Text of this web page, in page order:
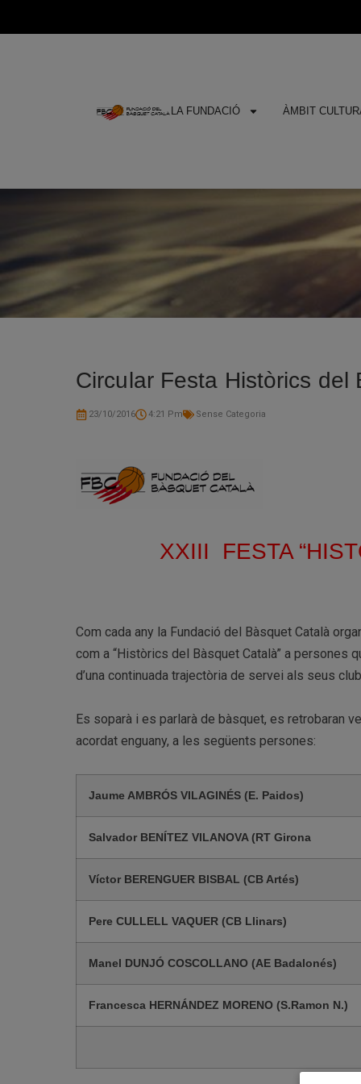
LA FUNDACIÓ ÀMBIT
Circular Festa Històrics del
23/10/2016 4:21 Pm Sense Categoria
XXIII FESTA
Com cada any la Fundació del Bàsquet Català
com a “Històrics del Bàsquet Català” a persones
d’una continuada trajectòria de servei als seus
Es soparà i es parlarà de bàsquet, es retrobaran
acordat enguany, a les següents persones:
Jaume AMBRÓS VILAGINÉS (E. Paidos)
Salvador BENÍTEZ VILANOVA (RT Girona
Víctor BERENGUER BISBAL (CB Artés)
Pere CULLELL VAQUER (CB Llinars)
Manel DUNJÓ COSCOLLANO (AE Badalonés)
Francesca HERNÁNDEZ MORENO (S.Ramon N.)